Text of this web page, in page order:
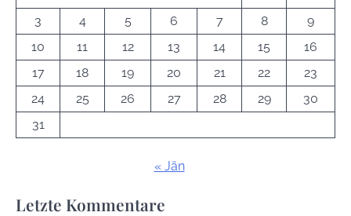
3
4 5 6 7 8
9
10
11 12 13 14 15
16
17
18 19 20 21 22
23
24
25 26 27 28 29
30
31
« Jän
Letzte Kommentare